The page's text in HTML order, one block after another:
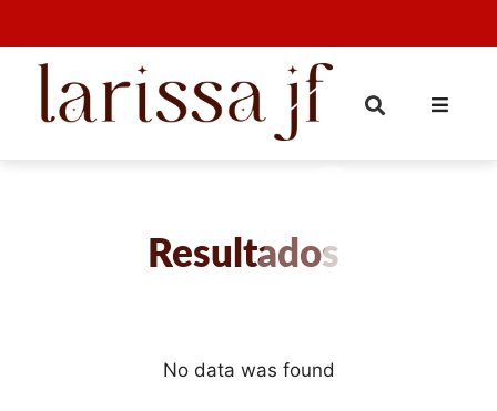
Resultados
No data was found